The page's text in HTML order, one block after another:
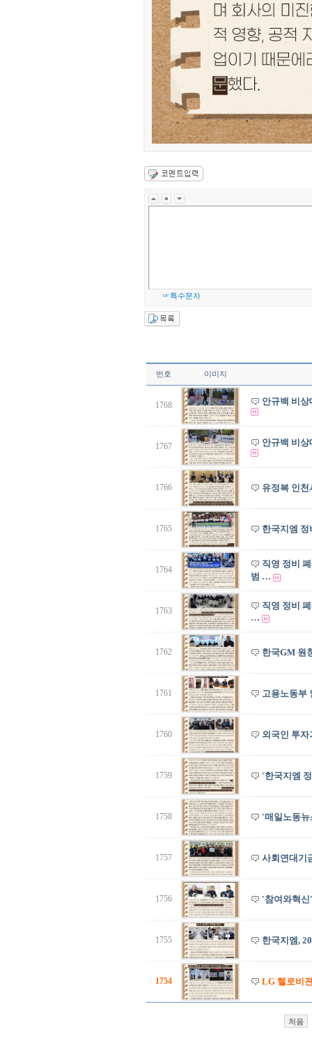
☞특수문자
번호 이미지
1768 안규백 비
1767 안규백 비
1766 유정복 인
1765 한국지엠
1764
직영 정비
범 …
1763
직영 정비
…
1762 한국GM 원
1761 고용노동부
1760 외국인 투
1759 '한국지엠
1758 '매일노동
1757 사회연대기
1756 '참여와혁신
1755 한국지엠,
1754 LG 헬로비
처음